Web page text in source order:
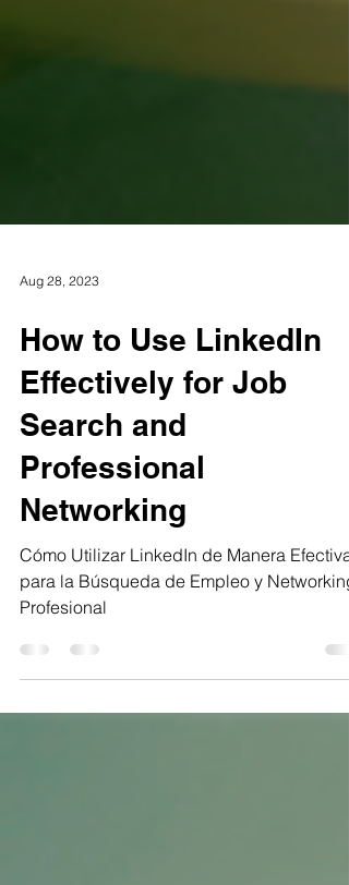
How to Use LinkedIn
Effectively for Job
Search and
Professional
Networking
para la Búsqueda de Empleo y Networking
Profesional